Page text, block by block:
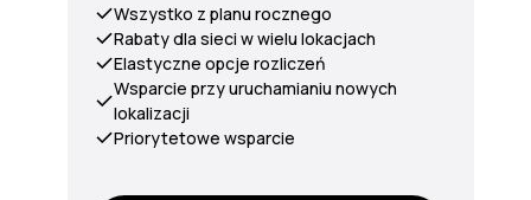
Wszystko z planu rocznego
Rabaty dla sieci w wielu lokacjach
Elastyczne opcje rozliczeń
Wsparcie przy uruchamianiu nowych
lokalizacji
Priorytetowe wsparcie